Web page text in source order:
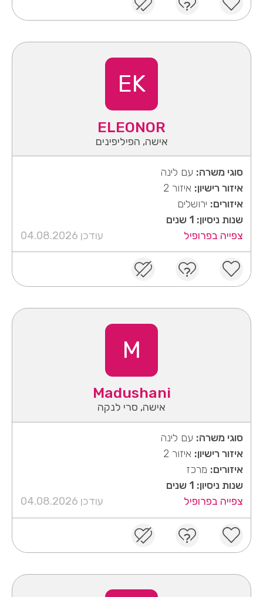
EK
ELEONOR
אישה, הפיליפינים
סוגי משרה: עם לינה
איזור רישיון: איזור 2
איזורים: ירושלים
שנות ניסיון: 1 שנים
צפייה בפרופיל
עודכן 04.08.2026
M
Madushani
אישה, סרי לנקה
סוגי משרה: עם לינה
איזור רישיון: איזור 2
איזורים: מרכז
שנות ניסיון: 1 שנים
צפייה בפרופיל
עודכן 04.08.2026